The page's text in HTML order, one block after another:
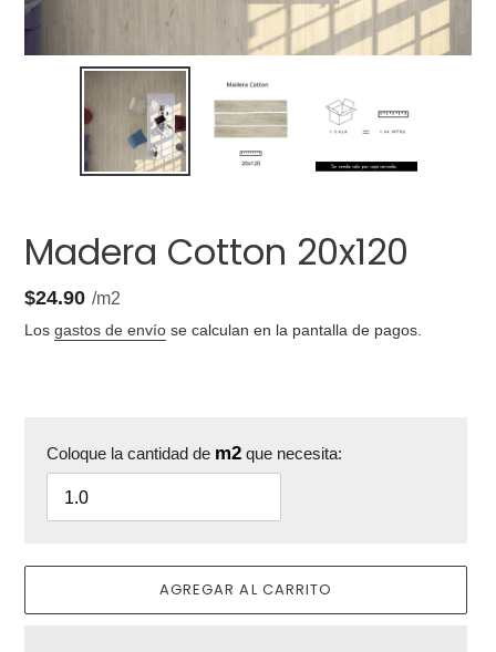
Madera Cotton 20x120
Precio
unitario
$24.90 /por
m2
Los gastos de envío se calculan en la pantalla de pagos.
Coloque la cantidad de m2 que necesita:
AGREGAR AL CARRITO